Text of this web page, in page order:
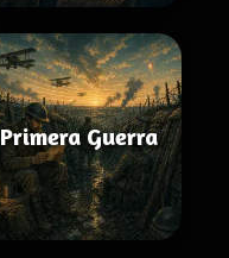
Primera Guerra